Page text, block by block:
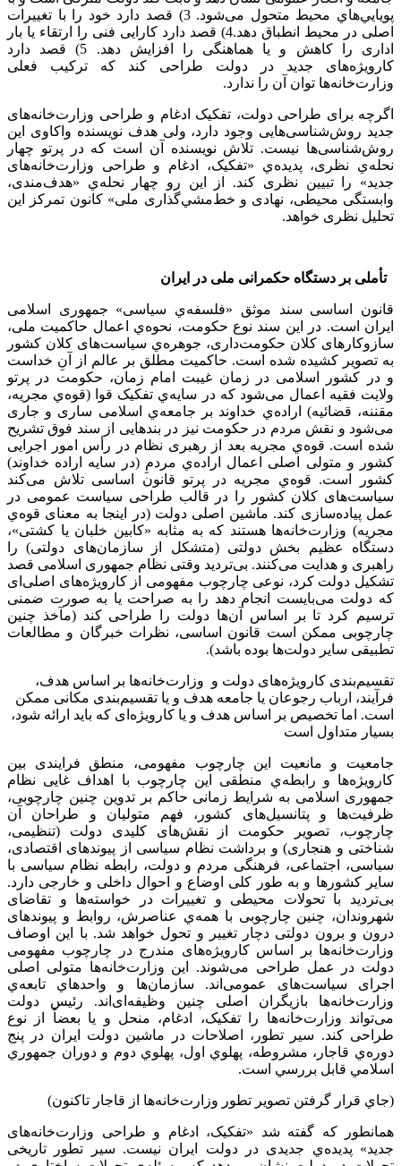
پويايي‌هاي محیط متحول می‌شود. 3) قصد دارد خود را با تغییرات
اصلی در محیط انطباق دهد.4) قصد دارد کارایی فنی را ارتقاء یا بار
اداری را کاهش و یا هماهنگی را افزایش دهد. 5) قصد دارد
کارویژه‌های جدید در دولت طراحی کند که ترکیب فعلی
وزارت‌خانه‌ها توان آن را ندارد.
اگرچه برای طراحی دولت، تفکیک ادغام و طراحی وزارت‌خانه‌های
جدید روش‌شناسی‌هایی وجود دارد، ولی هدف نویسنده واکاوی این
روش‌شناسی‌ها نیست. تلاش نویسنده آن است که در پرتو چهار
نحله‌ي نظری، پدیده‌ي «تفکیک، ادغام و طراحی وزارت‌خانه‌های
جدید» را تبیین نظری کند. از این رو چهار نحله‌ي «هدف‌مندی،
وابستگی محیطی، نهادی و خط‌مشي‌گذاری ملی» کانون تمرکز این
تحلیل نظری خواهد.
تأملی بر دستگاه حکمرانی ملی در ایران
قانون اساسی سند موثق «فلسفه‌ي سیاسی» جمهوری اسلامی
ایران است. در این سند نوع حکومت، نحوه‌ي اعمال حاکمیت ملی،
سازوکارهای کلان حکومت‌داری، جوهره‌ي سیاست‌های کلان کشور
به تصویر کشیده شده است. حاکمیت مطلق بر عالم از آنِ خداست
و در کشور اسلامی در زمان غیبت امام زمان، حکومت در پرتو
ولایت فقیه اعمال می‌شود که در سایه‌ي تفکیک قوا (قوه‌ي مجریه،
مقننه، قضائیه) اراده‌ي خداوند بر جامعه‌ي اسلامی ساری و جاری
می‌شود و نقش مردم در حکومت نیز در بندهایی از سند فوق تشریح
شده است. قوه‌ي مجریه بعد از رهبری نظام در رأس امور اجرایی
کشور و متولی اصلی اعمال اراده‌ي مردمِ (در سایه اراده خداوند)
کشور است. قوه‌ي مجریه در پرتو قانون اساسی تلاش می‌کند
سیاست‌های کلان کشور را در قالب طراحی سیاست عمومی در
عمل پیاده‌سازی کند. ماشین اصلی دولت (در اینجا به معنای قوه‌ي
مجریه) وزارت‌خانه‌ها هستند که به مثابه «کابین خلبان یا کشتی»،
دستگاه عظیم بخش دولتی (متشکل از سازمان‌های دولتی) را
راهبری و هدایت می‌کنند. بی‌تردید وقتی نظام جمهوری اسلامی قصد
تشکیل دولت کرد، نوعی چارچوب مفهومی از کارویژه‌های اصلی‌ای
که دولت می‌بایست انجام دهد را به صراحت یا به صورت ضمنی
ترسیم کرد تا بر اساس آن‌ها دولت را طراحی کند (مآخذ چنين
چارچوبی ممکن است قانون اساسی، نظرات خبرگان و مطالعات
تطبیقی سایر دولت‌ها بوده باشد).
تقسیم‌بندی کارویژه‌های دولت و وزارت‌خانه‌ها بر اساس هدف،
فرآیند، ارباب رجوعان یا جامعه هدف و یا تقسیم‌بندی مکانی ممکن
است. اما تخصیص بر اساس هدف و یا کارویژه‌ای که باید ارائه شود،
بسیار متداول است
جامعیت و مانعیت این چارچوب مفهومی، منطق فرايندی بین
کارویژه‌ها و رابطه‌ي منطقی این چارچوب با اهداف غایی نظام
جمهوری اسلامی به شرایط زمانی حاکم بر تدوین چنین چارچوبی،
ظرفیت‌ها و پتانسیل‌های کشور، فهم متولیان و طراحان آن
چارچوب، تصویر حکومت از نقش‌های کلیدی دولت (تنظیمی،
شناختی و هنجاری) و برداشت نظام سیاسی از پیوندهای اقتصادی،
سیاسی، اجتماعی، فرهنگی مردم و دولت، رابطه نظام سیاسی با
سایر کشورها و به طور کلی اوضاع و احوال داخلی و خارجی دارد.
بی‌تردید با تحولات محیطی و تغییرات در خواسته‌ها و تقاضای
شهروندان، چنین چارچوبی با همه‌ي عناصرش، روابط و پیوندهای
درون و برون دولتی دچار تغییر و تحول خواهد شد. با این اوصاف
وزارت‌خانه‌ها بر اساس کارویژه‌های مندرج در چارچوب مفهومی
دولت در عمل طراحی می‌شوند. این وزارت‌خانه‌ها متولی اصلی
اجرای سیاست‌های عمومی‌اند. سازمان‌ها و واحدهاي تابعه‌ي
وزارت‌خانه‌ها بازیگران اصلی چنین وظیفه‌ای‌اند. رئیس دولت
می‌تواند وزارت‌خانه‌ها را تفکیک، ادغام، منحل و یا بعضاً از نوع
طراحی کند. سیر تطور، اصلاحات در ماشین دولت ایران در پنج
دوره‌ي قاجار، مشروطه، پهلوي اول، پهلوي دوم و دوران جمهوري
اسلامي قابل بررسي است.
(جاي قرار گرفتن تصوير تطور وزارت‌خانه‌ها از قاجار تاکنون)
همانطور که گفته شد «تفکیک، ادغام و طراحی وزارت‌خانه‌های
جدید» پدیده‌ي جدیدی در دولت ایران نیست. سیر تطور تاریخی